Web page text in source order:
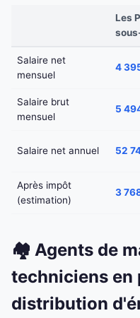
Les
Salaire net
mensuel
4
Salaire brut
mensuel
5
Salaire net annuel 52
Après impôt
(estimation)
3
🏘️ Agents de
techniciens en
distribution